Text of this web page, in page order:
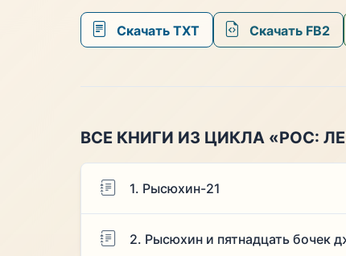
Скачать TXT Скачать FB2
ВСЕ КНИГИ ИЗ ЦИКЛА «РОС:
1. Рысюхин-21
2. Рысюхин и пятнадцать бочек